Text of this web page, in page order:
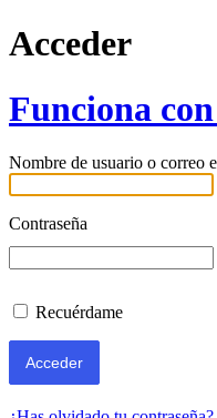
Acceder
Funciona
Nombre de usuario o correo
Contraseña
Recuérdame